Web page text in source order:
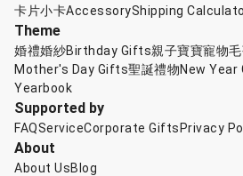
卡片小卡AccessoryShipping
Theme
婚禮婚紗Birthday Gifts親子寶寶寵物
Mother's Day Gifts聖誕禮物New Year
Yearbook
Supported by
FAQServiceCorporate Gifts Privacy
About
About UsBlog